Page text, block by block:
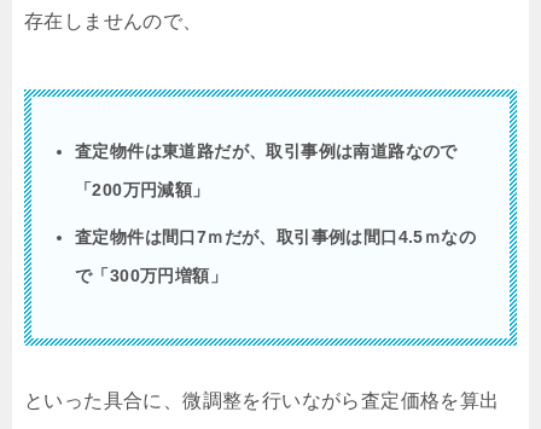
存在しませんので、
査定物件は東道路だが、取引事例は南道路なので
「200万円減額」
査定物件は間口7ｍだが、取引事例は間口4.5ｍなの
で「300万円増額」
といった具合に、微調整を行いながら査定価格を算出